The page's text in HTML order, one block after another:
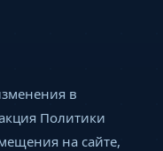
в
Политики
на сайте,